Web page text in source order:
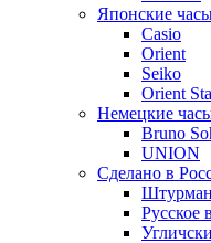
Японские
Casio
Orient
Seiko
Orient
Немецкие
Bruno
UNION
Сделано в
Русское